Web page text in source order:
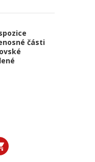
části